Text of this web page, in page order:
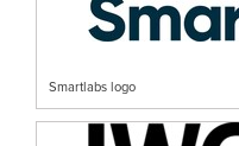
Smartlabs logo